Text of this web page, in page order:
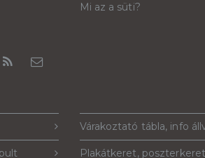
Mi az a süti?
Várakoztató tábla, info
Plakátkeret,